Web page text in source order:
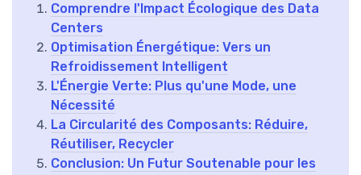
Comprendre l'Impact Écologique des Data
Centers
Optimisation Énergétique: Vers un
Refroidissement Intelligent
L'Énergie Verte: Plus qu'une Mode, une
Nécessité
La Circularité des Composants: Réduire,
Réutiliser, Recycler
Conclusion: Un Futur Soutenable pour les